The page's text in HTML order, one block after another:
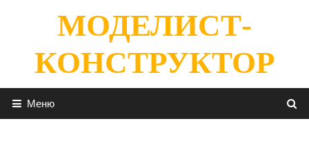
содержимомуМОДЕЛИСТ-
КОНСТРУКТОР
Меню